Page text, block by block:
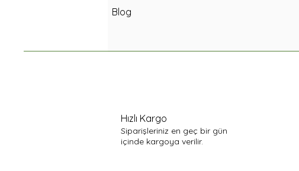
Blog
Hızlı Kargo
Siparişleriniz en geç bir gün
içinde kargoya verilir.